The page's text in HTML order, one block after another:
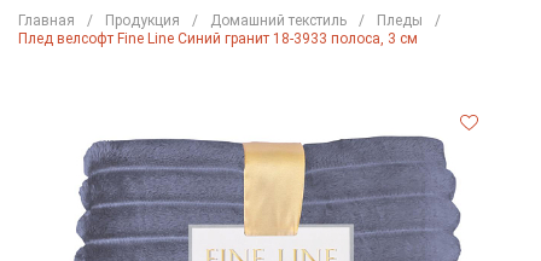
Главная Продукция Домашний текстиль
Пледы
Плед велсофт Fine Line Синий гранит 18-3933 полоса, 3 см